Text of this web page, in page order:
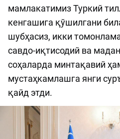
мамлакатимиз Туркий
кенгашига қўшилгани
шубҳасиз, икки
савдо-иқтисодий ва
соҳаларда минтақавий
мустаҳкамлашга янги
қайд этди.